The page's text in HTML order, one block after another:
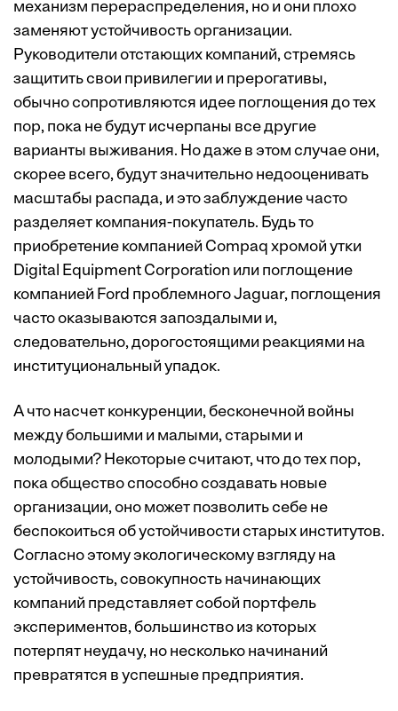
механизм перераспределения, но и они плохо
заменяют устойчивость организации.
Руководители отстающих компаний, стремясь
защитить свои привилегии и прерогативы,
обычно сопротивляются идее поглощения до тех
пор, пока не будут исчерпаны все другие
варианты выживания. Но даже в этом случае они,
скорее всего, будут значительно недооценивать
масштабы распада, и это заблуждение часто
разделяет компания-покупатель. Будь то
приобретение компанией Compaq хромой утки
Digital Equipment Corporation или поглощение
компанией Ford проблемного Jaguar, поглощения
часто оказываются запоздалыми и,
следовательно, дорогостоящими реакциями на
институциональный упадок.
А что насчет конкуренции, бесконечной войны
между большими и малыми, старыми и
молодыми? Некоторые считают, что до тех пор,
пока общество способно создавать новые
организации, оно может позволить себе не
беспокоиться об устойчивости старых институтов.
Согласно этому экологическому взгляду на
устойчивость, совокупность начинающих
компаний представляет собой портфель
экспериментов, большинство из которых
потерпят неудачу, но несколько начинаний
превратятся в успешные предприятия.